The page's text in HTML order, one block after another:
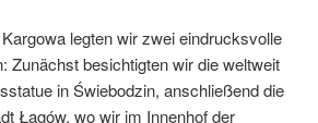
legten wir zwei eindrucksvolle
Zunächst besichtigten wir die weltweit
in Świebodzin, anschließend die
Łagów, wo wir im Innenhof der